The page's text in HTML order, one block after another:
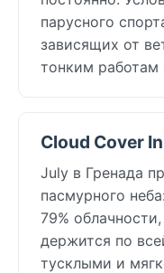
парусного
зависящих от
тонким работам
Cloud Cover
July в Гренада
пасмурного
79%
держится по
тусклыми и